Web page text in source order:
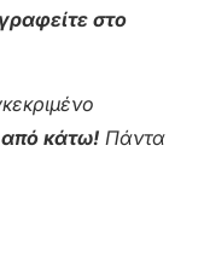
στο
κάτω! Πάντα